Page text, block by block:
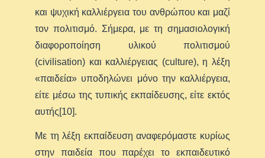
και ψυχική καλλιέργεια του ανθρώπου και μαζί
τον πολιτισμό. Σήμερα, με τη σημασιολογική
διαφοροποίηση υλικού πολιτισμού
(civilisation) και καλλιέργειας (culture), η λέξη
«παιδεία» υποδηλώνει μόνο την καλλιέργεια,
είτε μέσω της τυπικής εκπαίδευσης, είτε εκτός
αυτής[10].
Με τη λέξη εκπαίδευση αναφερόμαστε κυρίως
στην παιδεία που παρέχει το εκπαιδευτικό